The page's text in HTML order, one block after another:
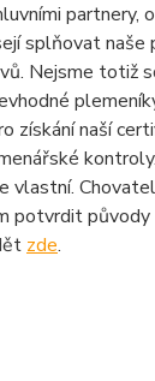
partnery,
splňovat
Nejsme totiž
získání naší
vlastní.
potvrdit
zde.